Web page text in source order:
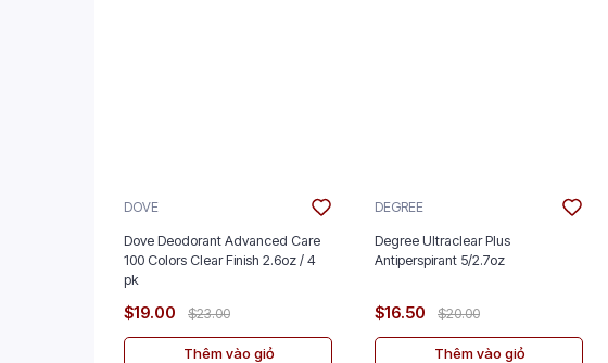
DOVE
Dove Deodorant Advanced Care
100 Colors Clear Finish 2.6oz / 4
pk
$19.00 $23.00
Thêm vào giỏ
DEGREE
Degree Ultraclear Plus
Antiperspirant 5/2.7oz
$16.50 $20.00
Thêm vào giỏ